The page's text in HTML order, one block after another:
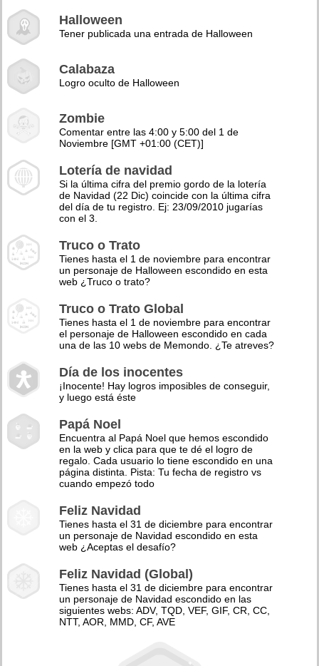
Halloween
Tener publicada una entrada de Halloween
Calabaza
Logro oculto de Halloween
Zombie
Comentar entre las 4:00 y 5:00 del 1 de
Noviembre [GMT +01:00 (CET)]
Lotería de navidad
Si la última cifra del premio gordo de la lotería
de Navidad (22 Dic) coincide con la última cifra
del día de tu registro. Ej: 23/09/2010 jugarías
con el 3.
Truco o Trato
Tienes hasta el 1 de noviembre para encontrar
un personaje de Halloween escondido en esta
web ¿Truco o trato?
Truco o Trato Global
Tienes hasta el 1 de noviembre para encontrar
el personaje de Halloween escondido en cada
una de las 10 webs de Memondo. ¿Te atreves?
Día de los inocentes
¡Inocente! Hay logros imposibles de conseguir,
y luego está éste
Papá Noel
Encuentra al Papá Noel que hemos escondido
en la web y clica para que te dé el logro de
regalo. Cada usuario lo tiene escondido en una
página distinta. Pista: Tu fecha de registro vs
cuando empezó todo
Feliz Navidad
Tienes hasta el 31 de diciembre para encontrar
un personaje de Navidad escondido en esta
web ¿Aceptas el desafío?
Feliz Navidad (Global)
Tienes hasta el 31 de diciembre para encontrar
un personaje de Navidad escondido en las
siguientes webs: ADV, TQD, VEF, GIF, CR, CC,
NTT, AOR, MMD, CF, AVE